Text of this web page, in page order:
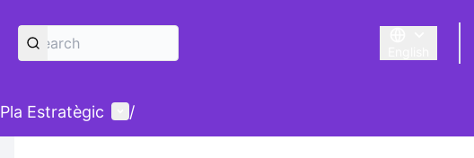
Triar la llengua
Pla Estratègic User menu
/